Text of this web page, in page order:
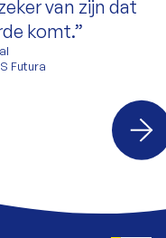
van zijn dat
komt.”
Futura